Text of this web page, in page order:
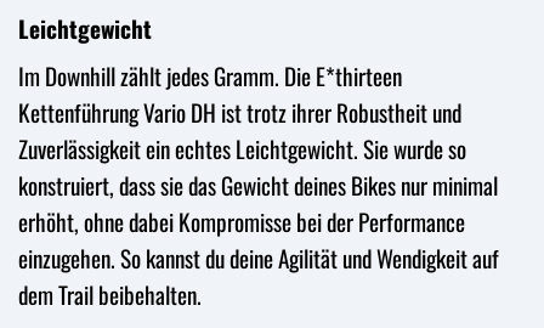
Leichtgewicht
Im Downhill zählt jedes Gramm. Die E*thirteen
Kettenführung Vario DH ist trotz ihrer Robustheit und
Zuverlässigkeit ein echtes Leichtgewicht. Sie wurde so
konstruiert, dass sie das Gewicht deines Bikes nur minimal
erhöht, ohne dabei Kompromisse bei der Performance
einzugehen. So kannst du deine Agilität und Wendigkeit auf
dem Trail beibehalten.